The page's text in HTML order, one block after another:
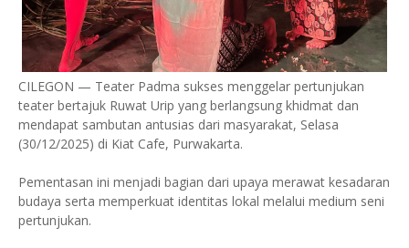
CILEGON — Teater Padma sukses menggelar pertunjukan
teater bertajuk Ruwat Urip yang berlangsung khidmat dan
mendapat sambutan antusias dari masyarakat, Selasa
(30/12/2025) di Kiat Cafe, Purwakarta.
Pementasan ini menjadi bagian dari upaya merawat kesadaran
budaya serta memperkuat identitas lokal melalui medium seni
pertunjukan.